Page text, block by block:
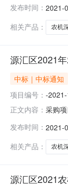
河市
发布时间： 2021-
相关产品：
农机
源汇区2021
中标｜中标通知
项目编号： -2021-
正文内容： 采购
性谈
发布时间： 2021-
相关产品：
农机
源汇区2021